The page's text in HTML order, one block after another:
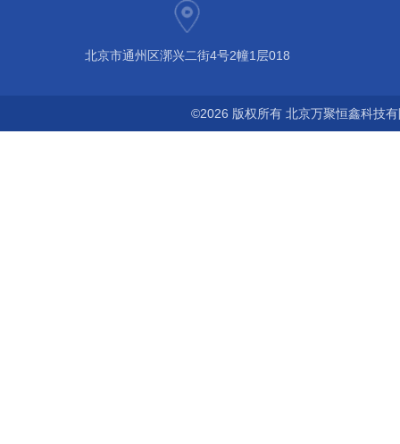
北京市通州区漷兴二街4号2幢1层018
©2026 版权所有 北京万聚恒鑫科技